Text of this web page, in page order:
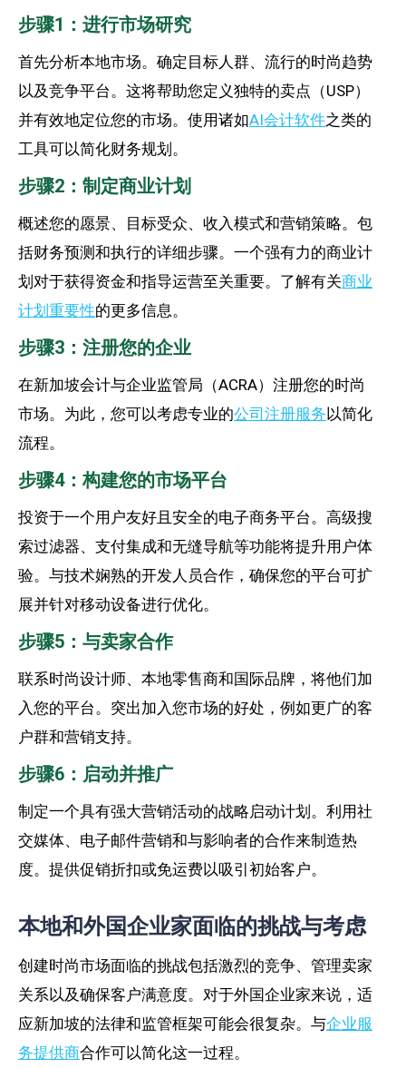
步骤1：进行市场研究
首先分析本地市场。确定目标人群、流行的时尚趋势
以及竞争平台。这将帮助您定义独特的卖点（USP）
并有效地定位您的市场。使用诸如AI会计软件之类的
工具可以简化财务规划。
步骤2：制定商业计划
概述您的愿景、目标受众、收入模式和营销策略。包
括财务预测和执行的详细步骤。一个强有力的商业计
划对于获得资金和指导运营至关重要。了解有关商业
计划重要性的更多信息。
步骤3：注册您的企业
在新加坡会计与企业监管局（ACRA）注册您的时尚
市场。为此，您可以考虑专业的公司注册服务以简化
流程。
步骤4：构建您的市场平台
投资于一个用户友好且安全的电子商务平台。高级搜
索过滤器、支付集成和无缝导航等功能将提升用户体
验。与技术娴熟的开发人员合作，确保您的平台可扩
展并针对移动设备进行优化。
步骤5：与卖家合作
联系时尚设计师、本地零售商和国际品牌，将他们加
入您的平台。突出加入您市场的好处，例如更广的客
户群和营销支持。
步骤6：启动并推广
制定一个具有强大营销活动的战略启动计划。利用社
交媒体、电子邮件营销和与影响者的合作来制造热
度。提供促销折扣或免运费以吸引初始客户。
本地和外国企业家面临的挑战与考虑
创建时尚市场面临的挑战包括激烈的竞争、管理卖家
关系以及确保客户满意度。对于外国企业家来说，适
应新加坡的法律和监管框架可能会很复杂。与企业服
务提供商合作可以简化这一过程。